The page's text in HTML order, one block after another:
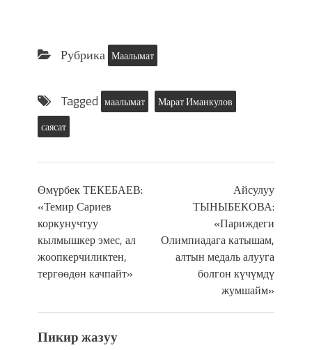
Рубрика Маалымат
Tagged маалымат
Марат Иманкулов
саясат
Өмүрбек ТЕКЕБАЕВ:
«Темир Сариев
коркунучтуу
кылмышкер эмес, ал
жоопкерчиликтен,
тергөөдөн качпайт»
Айсулуу
ТЫНЫБЕКОВА:
«Париждеги
Олимпиадага катышам,
алтын медаль алууга
болгон күчүмдү
жумшайм»
Пикир жазуу